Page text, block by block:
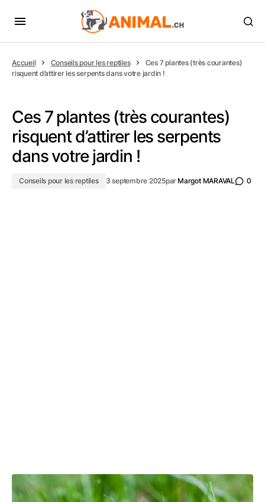
Accueil Conseils pour les reptiles
Ces 7 plantes (très courantes)
risquent d’attirer les serpents dans votre jardin !
Ces 7 plantes (très courantes)
risquent d’attirer les serpents
dans votre jardin !
Conseils pour les reptiles 3 septembre 2025par Margot MARAVAL 0